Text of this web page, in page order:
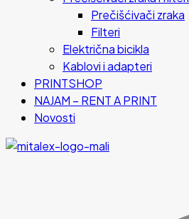
Prečišćivači zraka
Filteri
Električna bicikla
Kablovi i adapteri
PRINTSHOP
NAJAM – RENT A PRINT
Novosti